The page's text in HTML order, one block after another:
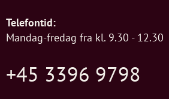
Telefontid:
Mandag-fredag fra kl. 9.30 - 12.30
+45 3396 9798